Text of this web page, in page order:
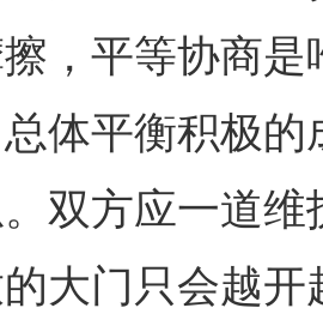
，平等协商
体平衡积极
双方应一道
大门只会越